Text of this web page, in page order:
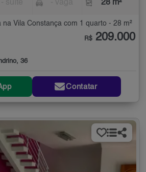
28 m²
na Vila Constança com 1 quarto - 28 m²
36
R$ 209.000
Contatar